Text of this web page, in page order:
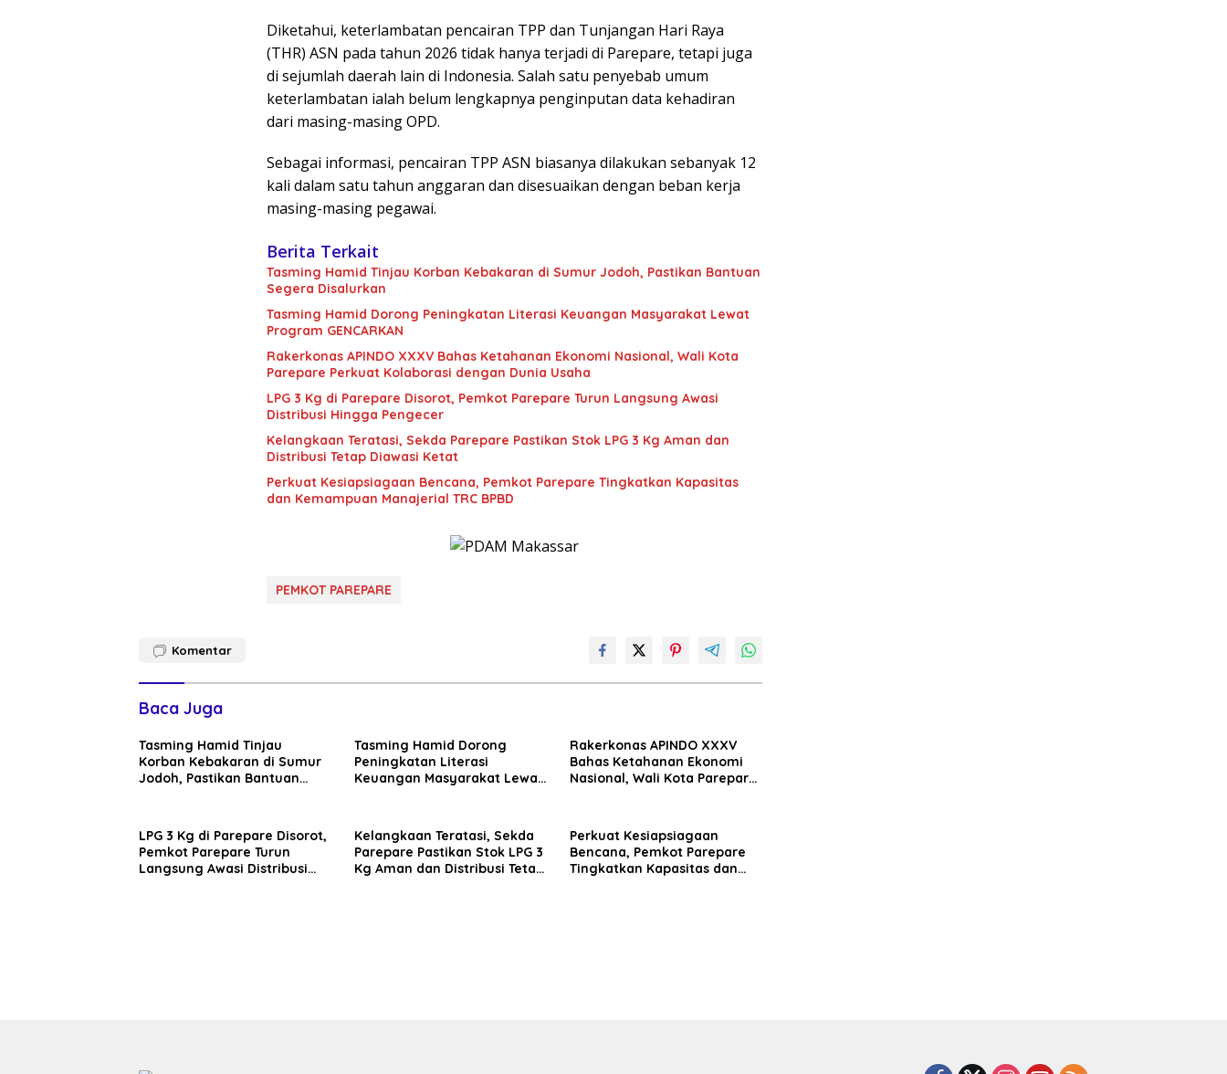
Diketahui, keterlambatan pencairan TPP dan Tunjangan Hari Raya
(THR) ASN pada tahun 2026 tidak hanya terjadi di Parepare, tetapi juga
di sejumlah daerah lain di Indonesia. Salah satu penyebab umum
keterlambatan ialah belum lengkapnya penginputan data kehadiran
dari masing-masing OPD.
Sebagai informasi, pencairan TPP ASN biasanya dilakukan sebanyak 12
kali dalam satu tahun anggaran dan disesuaikan dengan beban kerja
masing-masing pegawai.
Berita Terkait
Tasming Hamid Tinjau Korban Kebakaran di Sumur Jodoh, Pastikan Bantuan
Segera Disalurkan
Tasming Hamid Dorong Peningkatan Literasi Keuangan Masyarakat Lewat
Program GENCARKAN
Rakerkonas APINDO XXXV Bahas Ketahanan Ekonomi Nasional, Wali Kota
Parepare Perkuat Kolaborasi dengan Dunia Usaha
LPG 3 Kg di Parepare Disorot, Pemkot Parepare Turun Langsung Awasi
Distribusi Hingga Pengecer
Kelangkaan Teratasi, Sekda Parepare Pastikan Stok LPG 3 Kg Aman dan
Distribusi Tetap Diawasi Ketat
Perkuat Kesiapsiagaan Bencana, Pemkot Parepare Tingkatkan Kapasitas
dan Kemampuan Manajerial TRC BPBD
PEMKOT PAREPARE
Komentar
Baca Juga
Tasming Hamid Tinjau
Korban Kebakaran di Sumur
Jodoh, Pastikan Bantuan
Tasming Hamid Dorong
Peningkatan Literasi
Keuangan Masyarakat Lewat
Rakerkonas APINDO XXXV
Bahas Ketahanan Ekonomi
Nasional, Wali Kota Parepare
LPG 3 Kg di Parepare Disorot,
Pemkot Parepare Turun
Langsung Awasi Distribusi
Kelangkaan Teratasi, Sekda
Parepare Pastikan Stok LPG 3
Kg Aman dan Distribusi Tetap
Perkuat Kesiapsiagaan
Bencana, Pemkot Parepare
Tingkatkan Kapasitas dan